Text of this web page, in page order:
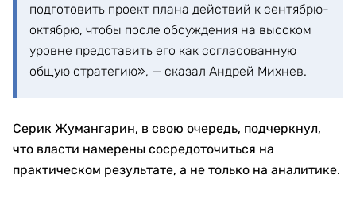
подготовить проект плана действий к сентябрю-
октябрю, чтобы после обсуждения на высоком
уровне представить его как согласованную
общую стратегию», — сказал Андрей Михнев.
Серик Жумангарин, в свою очередь, подчеркнул,
что власти намерены сосредоточиться на
практическом результате, а не только на аналитике.